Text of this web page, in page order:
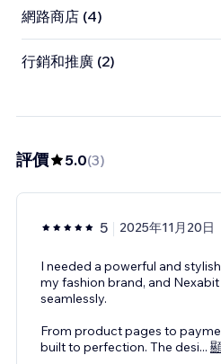
網路商店 (4)
行銷和推廣 (2)
評價 5.0(3)
5 2025年11月20日
I needed a powerful and
my fashion brand, and
seamlessly.
From product pages to
built to perfection. The desi...